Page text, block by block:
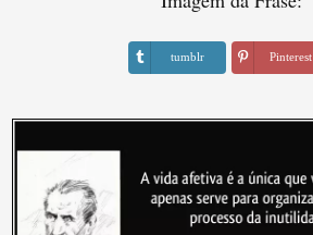
tumblr Pinterest